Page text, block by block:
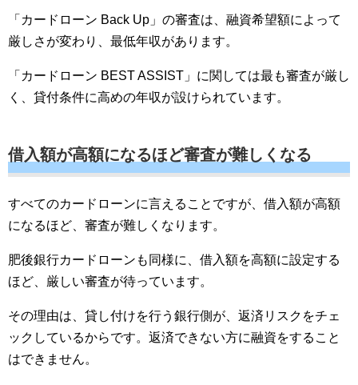
「カードローン Back Up」の審査は、融資希望額によって
厳しさが変わり、最低年収があります。
「カードローン BEST ASSIST」に関しては最も審査が厳し
く、貸付条件に高めの年収が設けられています。
借入額が高額になるほど審査が難しくなる
すべてのカードローンに言えることですが、借入額が高額
になるほど、審査が難しくなります。
肥後銀行カードローンも同様に、借入額を高額に設定する
ほど、厳しい審査が待っています。
その理由は、貸し付けを行う銀行側が、返済リスクをチェ
ックしているからです。返済できない方に融資をすること
はできません。